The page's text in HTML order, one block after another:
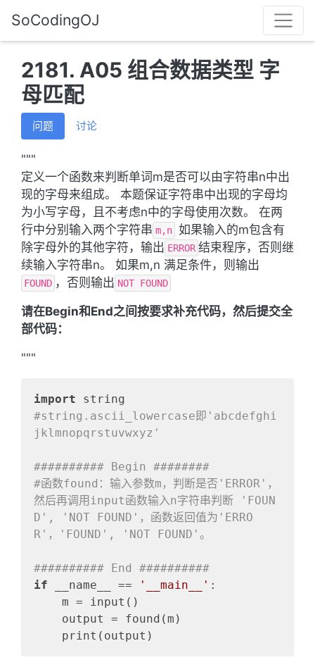
SoCodingOJ
2181. A05 组合数据类型 字
母匹配
问题 讨论
"""
定义一个函数来判断单词m是否可以由字符串n中出
现的字母来组成。 本题保证字符串中出现的字母均
为小写字母，且不考虑n中的字母使用次数。 在两
行中分别输入两个字符串 m,n 如果输入的m包含有
除字母外的其他字符，输出 ERROR 结束程序，否则继
续输入字符串n。 如果m,n 满足条件，则输出
FOUND ，否则输出 NOT FOUND
请在Begin和End之间按要求补充代码，然后提交全
部代码：
"""
import
#string.ascii_lowercase即'abcdefghi
jklmnopqrstuvwxyz'
########## Begin ########
#函数found：输入参数m，判断是否'ERROR'，
然后再调用input函数输入n字符串判断 'FOUN
D', 'NOT FOUND'，函数返回值为'ERRO
R'，'FOUND', 'NOT FOUND'。
########## End ##########
if __name__ == '__main__' :